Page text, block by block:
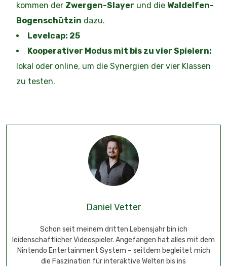
kommen der Zwergen-Slayer und die Waldelfen-
Bogenschützin dazu.
Levelcap: 25
Kooperativer Modus mit bis zu vier Spielern:
lokal oder online, um die Synergien der vier Klassen
zu testen.
Daniel Vetter
Schon seit meinem dritten Lebensjahr bin ich
leidenschaftlicher Videospieler. Angefangen hat alles mit dem
Nintendo Entertainment System – seitdem begleitet mich
die Faszination für interaktive Welten bis ins